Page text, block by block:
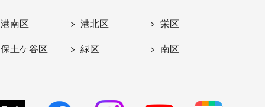
港南区 港北区 栄区
保土ケ谷区 緑区 南区